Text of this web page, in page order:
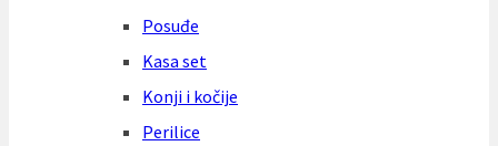
Posuđe
Kasa set
Konji i kočije
Perilice